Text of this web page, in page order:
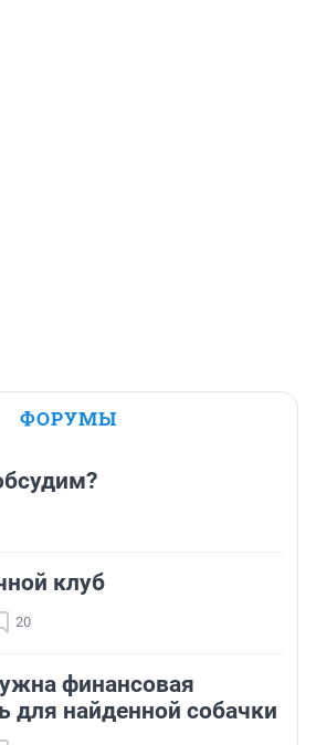
ФОРУМЫ
клуб
20
финансовая
для найденной собачки